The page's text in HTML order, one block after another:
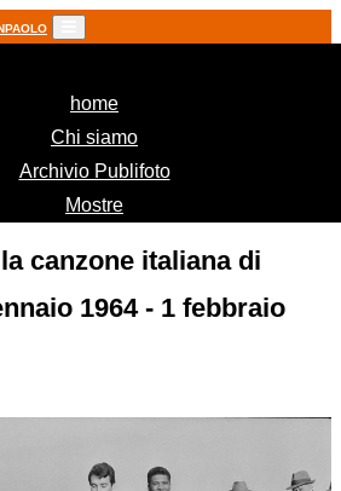
home(current)
Chi siamo
Archivio Publifoto
Mostre
canzone italiana di
1964 - 1 febbraio